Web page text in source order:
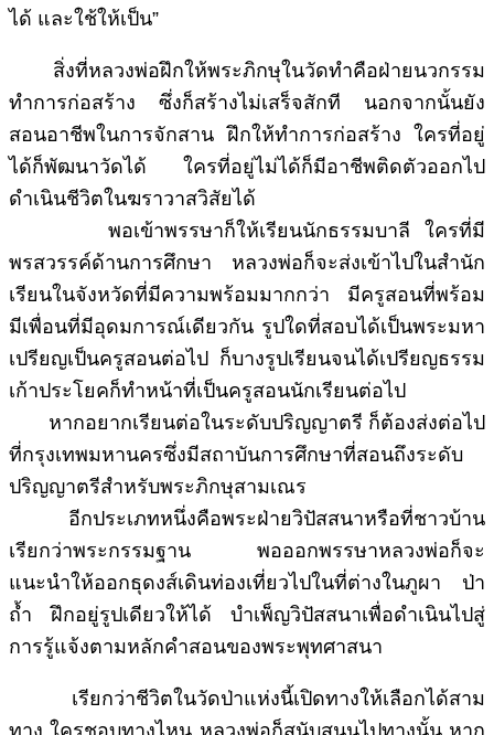
ได้ และใช้ให้เป็น”
สิ่งที่หลวงพ่อฝึกให้พระภิกษุในวัดทำคือฝ่ายนวกรรม
ทำการก่อสร้าง ซึ่งก็สร้างไม่เสร็จสักที นอกจากนั้นยัง
สอนอาชีพในการจักสาน ฝึกให้ทำการก่อสร้าง ใครที่อยู่
ได้ก็พัฒนาวัดได้ ใครที่อยู่ไม่ได้ก็มีอาชีพติดตัวออกไป
ดำเนินชีวิตในฆราวาสวิสัยได้
พอเข้าพรรษาก็ให้เรียนนักธรรมบาลี ใครที่มี
พรสวรรค์ด้านการศึกษา หลวงพ่อก็จะส่งเข้าไปในสำนัก
เรียนในจังหวัดที่มีความพร้อมมากกว่า มีครูสอนที่พร้อม
มีเพื่อนที่มีอุดมการณ์เดียวกัน รูปใดที่สอบได้เป็นพระมหา
เปรียญเป็นครูสอนต่อไป ก็บางรูปเรียนจนได้เปรียญธรรม
เก้าประโยคก็ทำหน้าที่เป็นครูสอนนักเรียนต่อไป
หากอยากเรียนต่อในระดับปริญญาตรี ก็ต้องส่งต่อไป
ที่กรุงเทพมหานครซึ่งมีสถาบันการศึกษาที่สอนถึงระดับ
ปริญญาตรีสำหรับพระภิกษุสามเณร
อีกประเภทหนึ่งคือพระฝ่ายวิปัสสนาหรือที่ชาวบ้าน
เรียกว่าพระกรรมฐาน พอออกพรรษาหลวงพ่อก็จะ
แนะนำให้ออกธุดงส์เดินท่องเที่ยวไปในที่ต่างในภูผา ป่า
ถ้ำ ฝึกอยู่รูปเดียวให้ได้ บำเพ็ญวิปัสสนาเพื่อดำเนินไปสู่
การรู้แจ้งตามหลักคำสอนของพระพุทศาสนา
เรียกว่าชีวิตในวัดป่าแห่งนี้เปิดทางให้เลือกได้สาม
ทาง ใครชอบทางไหน หลวงพ่อก็สนับสนุนไปทางนั้น หาก